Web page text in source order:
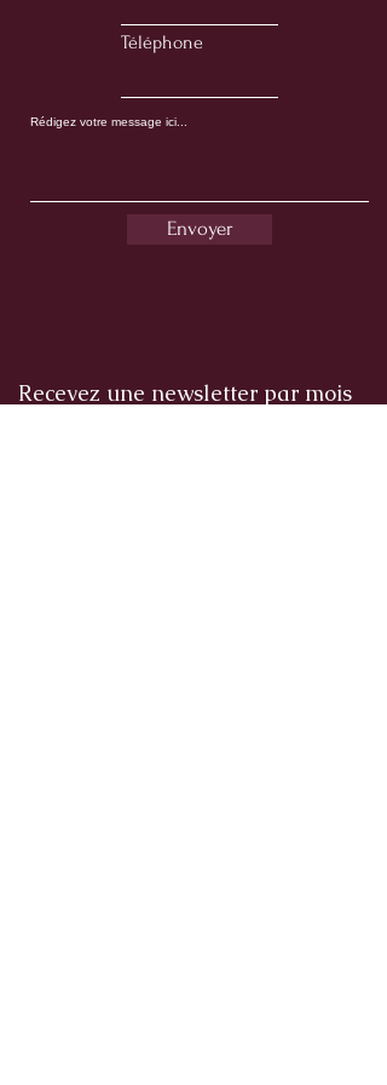
Téléphone
Envoyer
Recevez une newsletter par mois